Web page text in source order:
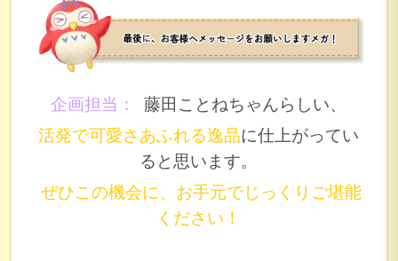
企画担当：
藤田ことねちゃんらしい、
活発で可愛さあふれる逸品に仕上がってい
ると思います。
ぜひこの機会に、お手元でじっくりご堪能
ください！